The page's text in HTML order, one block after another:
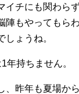
イチにも関わら
陣もやってもら
しょうね。
年持ちません。
、昨年も夏場か